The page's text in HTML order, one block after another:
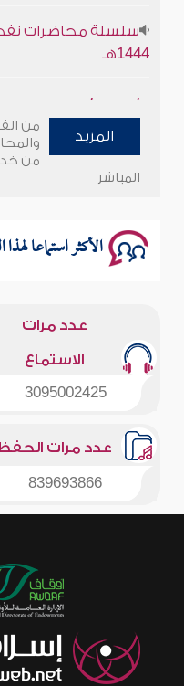
1444هـ
وأمنهم من خوف 9
سلسلة محاضرات
المزيد
من
من
المباشر
الأكثر استماعا
عدد مرات
الاستماع
3095002425
عدد مرات
839693866